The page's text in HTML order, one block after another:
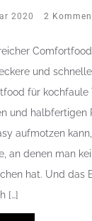
2020 2
und
für kochfaule
und halbfertigen
aufmotzen
an denen man
hat. Und das
[…]